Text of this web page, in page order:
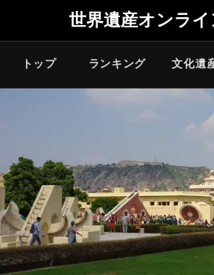
世界遺産オンラ
トップ ランキング 文化遺